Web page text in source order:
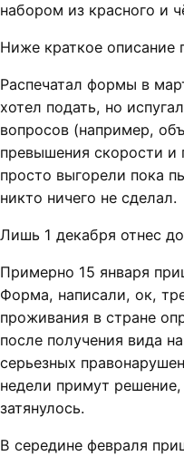
набором из красного и
Ниже краткое описание
Распечатал формы в
хотел подать, но
вопросов (например,
превышения скорости и
просто выгорели пока
никто ничего не сделал.
Лишь 1 декабря отнес
Примерно 15 января
Форма, написали, ок,
проживания в стране
после получения вида
серьезных
недели примут
затянулось.
В середине февраля